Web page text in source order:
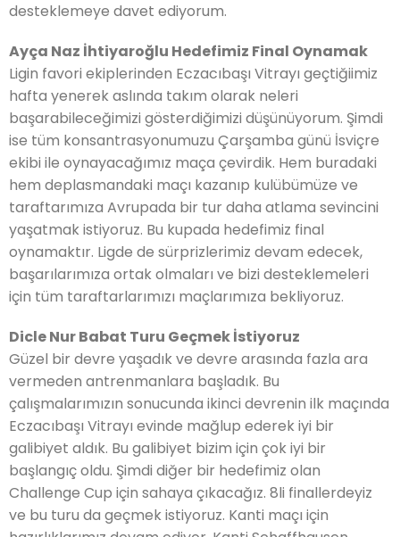
desteklemeye davet ediyorum.
Ayça Naz İhtiyaroğlu Hedefimiz Final Oynamak
Ligin favori ekiplerinden Eczacıbaşı Vitrayı geçtiğiimiz
hafta yenerek aslında takım olarak neleri
başarabileceğimizi gösterdiğimizi düşünüyorum. Şimdi
ise tüm konsantrasyonumuzu Çarşamba günü İsviçre
ekibi ile oynayacağımız maça çevirdik. Hem buradaki
hem deplasmandaki maçı kazanıp kulübümüze ve
taraftarımıza Avrupada bir tur daha atlama sevincini
yaşatmak istiyoruz. Bu kupada hedefimiz final
oynamaktır. Ligde de sürprizlerimiz devam edecek,
başarılarımıza ortak olmaları ve bizi desteklemeleri
için tüm taraftarlarımızı maçlarımıza bekliyoruz.
Dicle Nur Babat Turu Geçmek İstiyoruz
Güzel bir devre yaşadık ve devre arasında fazla ara
vermeden antrenmanlara başladık. Bu
çalışmalarımızın sonucunda ikinci devrenin ilk maçında
Eczacıbaşı Vitrayı evinde mağlup ederek iyi bir
galibiyet aldık. Bu galibiyet bizim için çok iyi bir
başlangıç oldu. Şimdi diğer bir hedefimiz olan
Challenge Cup için sahaya çıkacağız. 8li finallerdeyiz
ve bu turu da geçmek istiyoruz. Kanti maçı için